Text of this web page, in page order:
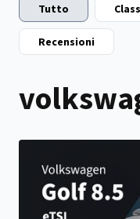
Tutto
Recensioni